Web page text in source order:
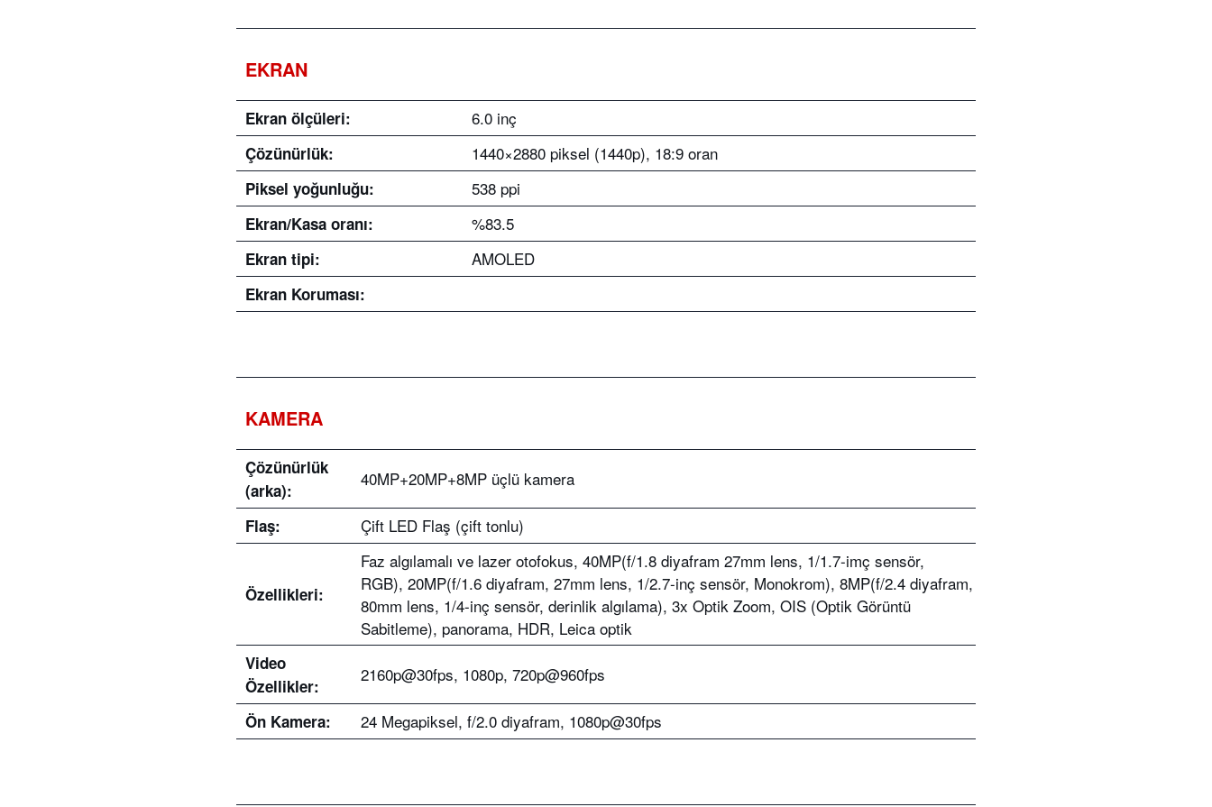
EKRAN
Ekran ölçüleri: 6.0 inç
Çözünürlük: 1440×2880 piksel (1440p), 18:9 oran
Piksel yoğunluğu: 538 ppi
Ekran/Kasa oranı: %83.5
Ekran tipi: AMOLED
Ekran Koruması:
KAMERA
Çözünürlük
(arka):
40MP+20MP+8MP üçlü kamera
Flaş: Çift LED Flaş (çift tonlu)
Özellikleri:
Faz algılamalı ve lazer otofokus, 40MP(f/1.8 diyafram 27mm lens, 1/1.7-imç sensör,
RGB), 20MP(f/1.6 diyafram, 27mm lens, 1/2.7-inç sensör, Monokrom), 8MP(f/2.4 diyafram,
80mm lens, 1/4-inç sensör, derinlik algılama), 3x Optik Zoom, OIS (Optik Görüntü
Sabitleme), panorama, HDR, Leica optik
Video
Özellikler:
2160p@30fps, 1080p, 720p@960fps
Ön Kamera: 24 Megapiksel, f/2.0 diyafram, 1080p@30fps